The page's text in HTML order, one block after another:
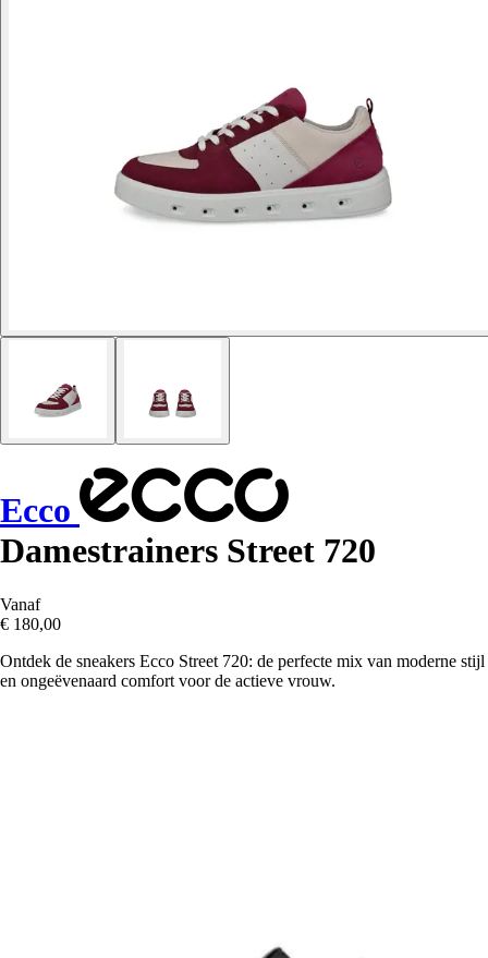
Ecco
Damestrainers Street 720
Vanaf
€ 180,00
Ontdek de sneakers Ecco Street 720: de perfecte mix van moderne stijl
en ongeëvenaard comfort voor de actieve vrouw.